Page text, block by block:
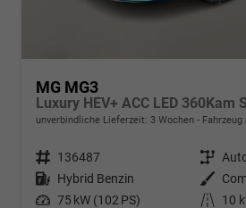
MG MG3
Luxury HEV+ ACC LED 360Kam
unverbindliche Lieferzeit: 3 Wochen
Fahrzeugnr. 136487 Getriebe
Kraftstoff Hybrid Benzin Außenfarbe
Leistung 75 kW (102 PS) Kilometerstand
10